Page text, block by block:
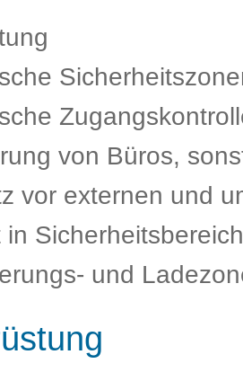
von Büros,
vor externen und
in
und